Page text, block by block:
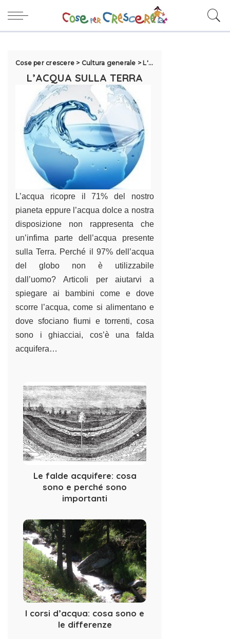
Cose per crescere > Cultura generale > L'acqua
L’ACQUA SULLA TERRA
L’acqua ricopre il 71% del nostro
pianeta eppure l’acqua dolce a nostra
disposizione non rappresenta che
un’infima parte dell’acqua presente
sulla Terra. Perché il 97% dell’acqua
del globo non è utilizzabile
dall’uomo? Articoli per aiutarvi a
spiegare ai bambini come e dove
scorre l’acqua, come si alimentano e
dove sfociano fiumi e torrenti, cosa
sono i ghiacciai, cos’è una falda
acquifera…
Le falde acquifere: cosa
sono e perché sono
importanti
I corsi d’acqua: cosa sono e
le differenze